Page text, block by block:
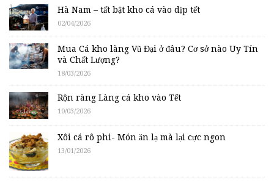
Hà Nam – tất bật kho cá vào dịp tết
02/04/2026
Mua Cá kho làng Vũ Đại ở đâu? Cơ sở nào Uy Tín
và Chất Lượng?
18/03/2026
Rộn ràng Làng cá kho vào Tết
10/03/2026
Xôi cá rô phi- Món ăn lạ mà lại cực ngon
13/01/2026